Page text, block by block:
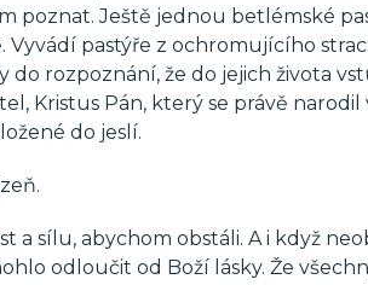
poznat. Ještě jednou betlémské
Vyvádí pastýře z ochromujícího
do rozpoznání, že do jejich života
Kristus Pán, který se právě narodil
do jeslí.
a sílu, abychom obstáli. A i když
odloučit od Boží lásky. Že